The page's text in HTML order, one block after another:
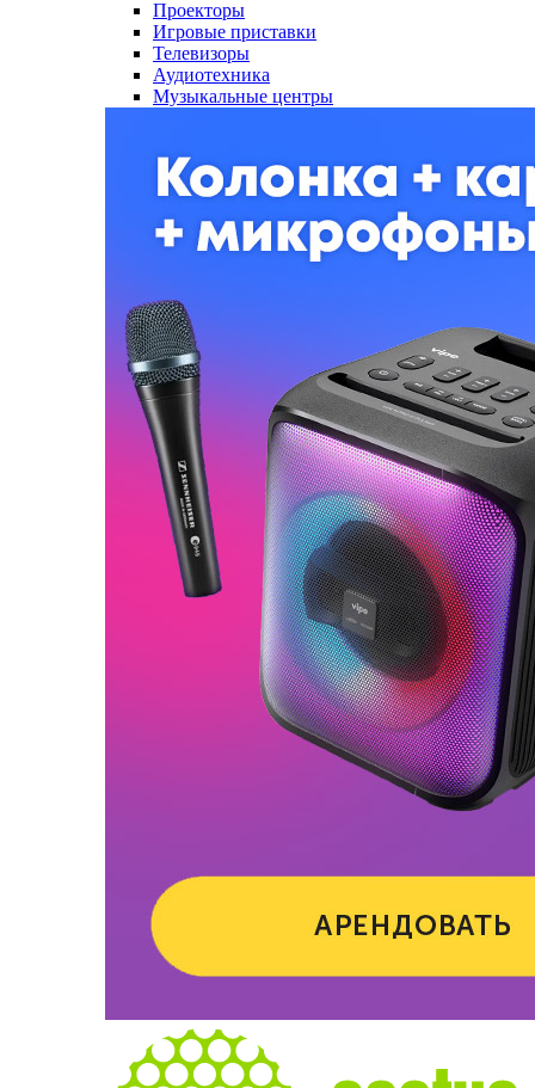
Проекторы
Игровые приставки
Телевизоры
Аудиотехника
Музыкальные центры